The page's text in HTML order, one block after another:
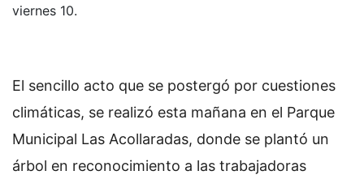
viernes 10.
El sencillo acto que se postergó por cuestiones
climáticas, se realizó esta mañana en el Parque
Municipal Las Acollaradas, donde se plantó un
árbol en reconocimiento a las trabajadoras